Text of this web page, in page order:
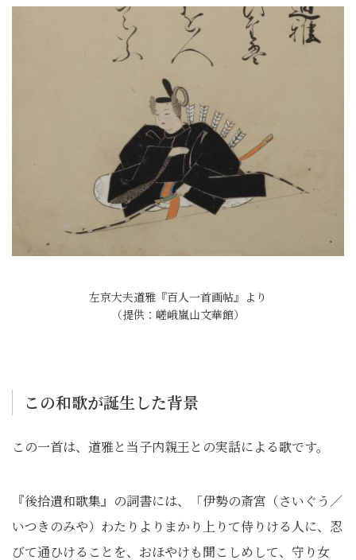
左京大夫道雅『百人一首画帖』より
（提供：嵯峨嵐山文華館）
この和歌が誕生した背景
この一首は、道雅と当子内親王との実話による歌です。
『後拾遺和歌集』の詞書には、「伊勢の斎宮（さいぐう／
いつきのみや）わたりよりまかり上りて侍りける人に、忍
びて通ひけることを、おほやけも聞こしめして、守り女